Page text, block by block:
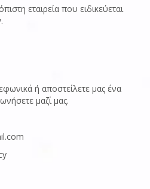
εταιρεία που ειδικεύεται
ή αποστείλετε μας ένα
μαζί μας.